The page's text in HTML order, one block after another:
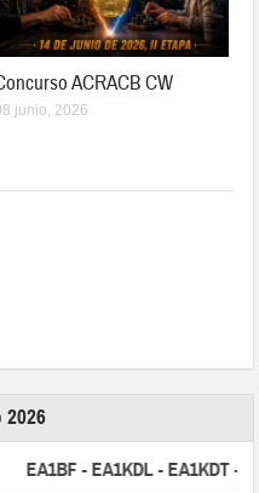
ACRACB CW
junio, 2026
2026
EA1BF - EA1KDL - EA1KDT -